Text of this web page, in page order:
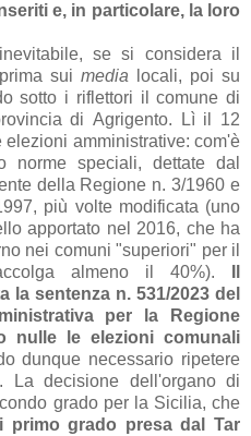
e, in particolare, la loro
se si considera il
suimedia locali, poi su
sotto i riflettori il comune di
di Agrigento. Lì il 12
amministrative: com'è
speciali, dettate dal
della Regione n. 3/1960 e
più volte modificata (uno
apportato nel 2016, che ha
nei comuni "superiori" per il
almeno il 40%).
la sentenza n. 531/2023 del
per la Regione
nulle le elezioni comunali
dunque necessario ripetere
La decisione dell'organo di
grado per la Sicilia, che
primo grado presa dal Tar